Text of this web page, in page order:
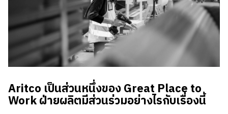
Aritco เป็นส่วนหนึ่งของ Great Place to
Work ฝ่ายผลิตมีส่วนร่วมอย่างไรกับเรื่องนี้